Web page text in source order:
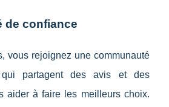
de confiance
vous rejoignez une communauté
partagent des avis et des
aider à faire les meilleurs choix.